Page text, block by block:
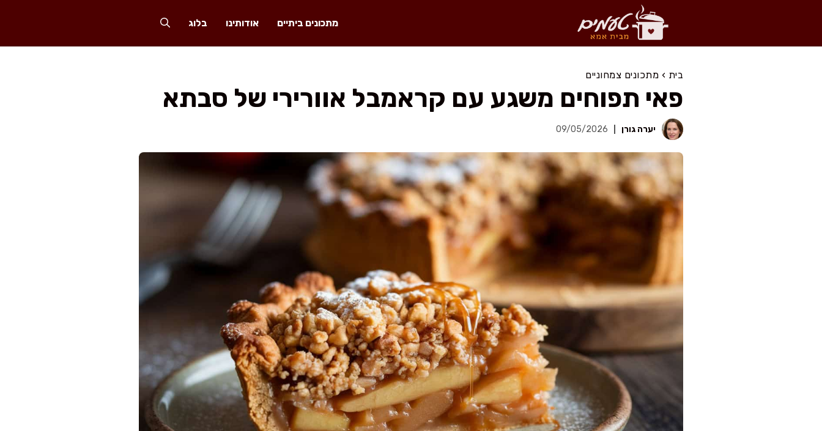
מתכונים ביתיים אודותינו בלוג
בית › מתכונים צמחוניים
פאי תפוחים משגע עם קראמבל אוורירי של סבתא
יערה גורן 09/05/2026